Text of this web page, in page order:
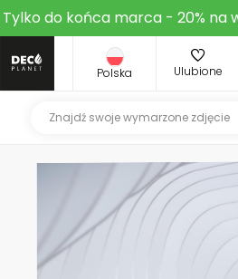
Tylko do końca marca - 20%
Polska Ulubione